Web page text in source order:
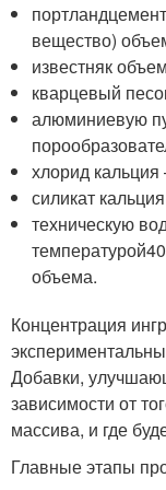
вещество)
известняк
кварцевый
алюминиевую
хлорид
силикат
техническую
объема.
Концентрация
Добавки,
зависимости от
массива, и где
Главные этапы